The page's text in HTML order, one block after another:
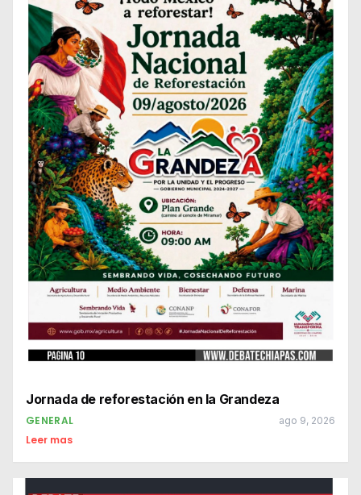
Jornada de reforestación en la Grandeza
GENERAL ago 9, 2026
Leer mas